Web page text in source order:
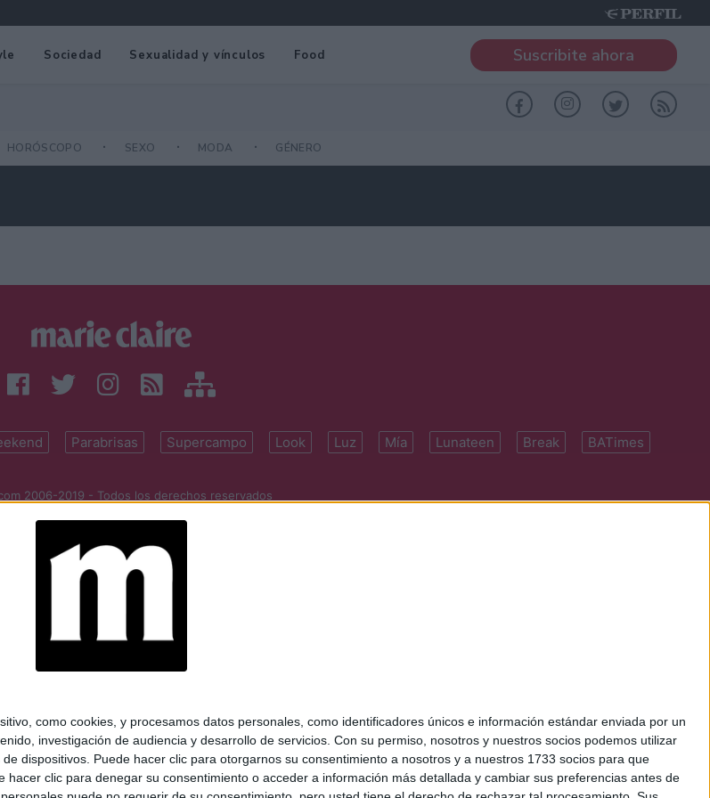
como cookies, y procesamos datos personales, como identificadores únicos e información estándar enviada por un
investigación de audiencia y desarrollo de servicios. Con su permiso, nosotros y nuestros socios podemos utilizar
dispositivos. Puede hacer clic para otorgarnos su consentimiento a nosotros y a nuestros 1733 socios para que
clic para denegar su consentimiento o acceder a información más detallada y cambiar sus preferencias antes de
Sociedad Sexualidad y vínculos Food Suscribite ahora
HORÓSCOPO SEXO MODA GÉNERO
Parabrisas Supercampo Look Luz Mía Lunateen Break BATimes
2006-2019 - Todos los derechos reservados
| Propietario: Diario Perfil S.A.